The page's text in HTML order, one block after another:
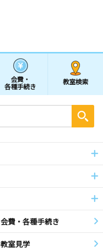
会費・
各種手続き
教室検索
会費・各種手続き
教室見学